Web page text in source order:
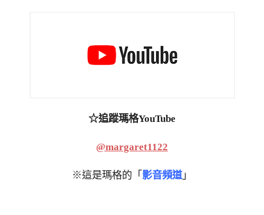
☆追蹤瑪格YouTube
@margaret1122
※這是瑪格的「 影音頻道 」